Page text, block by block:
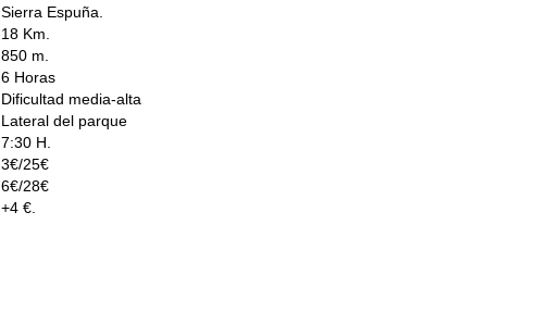
Sierra Espuña.
18 Km.
850 m.
6 Horas
Dificultad media-alta
Lateral del parque
7:30 H.
3€/25€
6€/28€
+4 €.